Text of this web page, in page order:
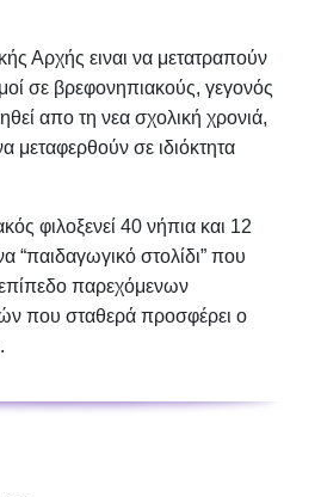
Αρχής ειναι να μετατραπούν
σε βρεφονηπιακούς, γεγονός
απο τη νεα σχολική χρονιά,
μεταφερθούν σε ιδιόκτητα
φιλοξενεί 40 νήπια και 12
“παιδαγωγικό στολίδι” που
παρεχόμενων
που σταθερά προσφέρει ο